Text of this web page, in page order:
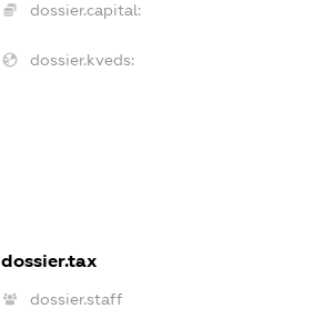
dossier.capital:
dossier.kveds:
dossier.tax
dossier.staff